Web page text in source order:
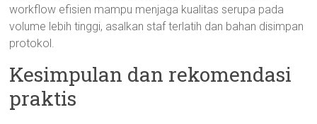
workflow efisien mampu menjaga kualitas serupa pada
volume lebih tinggi, asalkan staf terlatih dan bahan disimpan
protokol.
Kesimpulan dan rekomendasi
praktis